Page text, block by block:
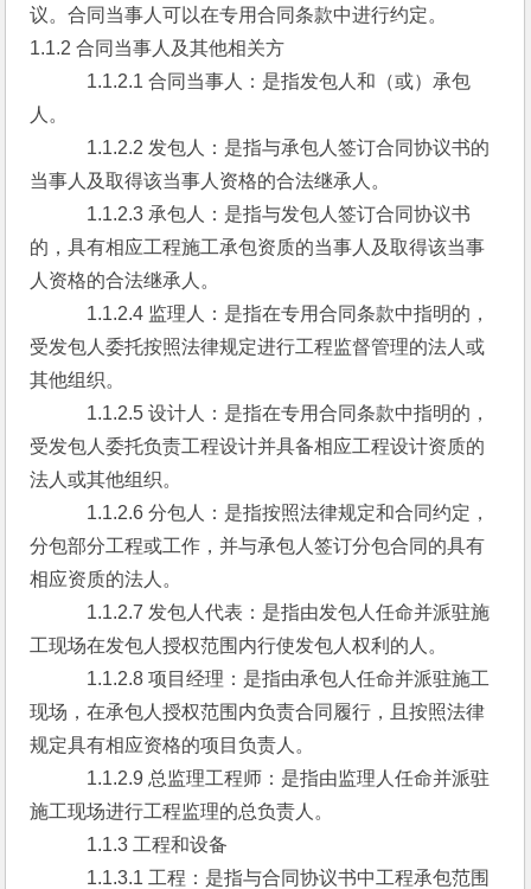
议。合同当事人可以在专用合同条款中进行约定。
1.1.2 合同当事人及其他相关方
1.1.2.1 合同当事人：是指发包人和（或）承包
人。
1.1.2.2 发包人：是指与承包人签订合同协议书的
当事人及取得该当事人资格的合法继承人。
1.1.2.3 承包人：是指与发包人签订合同协议书
的，具有相应工程施工承包资质的当事人及取得该当事
人资格的合法继承人。
1.1.2.4 监理人：是指在专用合同条款中指明的，
受发包人委托按照法律规定进行工程监督管理的法人或
其他组织。
1.1.2.5 设计人：是指在专用合同条款中指明的，
受发包人委托负责工程设计并具备相应工程设计资质的
法人或其他组织。
1.1.2.6 分包人：是指按照法律规定和合同约定，
分包部分工程或工作，并与承包人签订分包合同的具有
相应资质的法人。
1.1.2.7 发包人代表：是指由发包人任命并派驻施
工现场在发包人授权范围内行使发包人权利的人。
1.1.2.8 项目经理：是指由承包人任命并派驻施工
现场，在承包人授权范围内负责合同履行，且按照法律
规定具有相应资格的项目负责人。
1.1.2.9 总监理工程师：是指由监理人任命并派驻
施工现场进行工程监理的总负责人。
1.1.3 工程和设备
1.1.3.1 工程：是指与合同协议书中工程承包范围